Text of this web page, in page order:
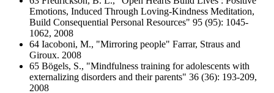
Emotions, Induced Through Loving-Kindness Meditation,
Build Consequential Personal Resources" 95 (95): 1045-
1062, 2008
64 Iacoboni, M., "Mirroring people" Farrar, Straus and
Giroux. 2008
65 Bӧgels, S., "Mindfulness training for adolescents with
externalizing disorders and their parents" 36 (36): 193-209,
2008